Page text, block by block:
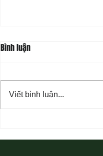
Khổ
Bình luận
Viết bình luận...